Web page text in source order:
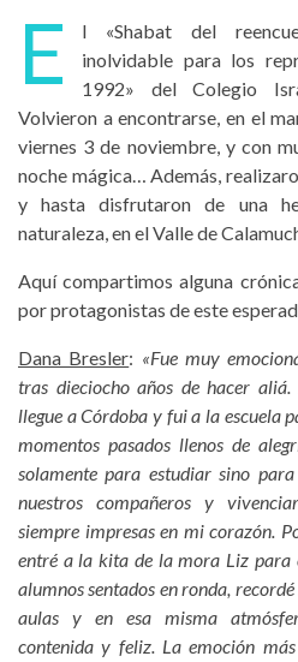
E
l «Shabat del
inolvidable para los
1992» del Colegio
Volvieron a encontrarse, en el
viernes 3 de noviembre, y con
noche mágica… Además,
y hasta disfrutaron de una
naturaleza, en el Valle de
Aquí compartimos alguna
por protagonistas de este
Dana Bresler: «Fue muy
tras dieciocho años de hacer
llegue a Córdoba y fui a la escuela
momentos pasados llenos de
solamente para estudiar sino
nuestros compañeros y
siempre impresas en mi corazón.
entré a la kita de la mora Liz para
alumnos sentados en ronda,
aulas y en esa misma
contenida y feliz. La emoción